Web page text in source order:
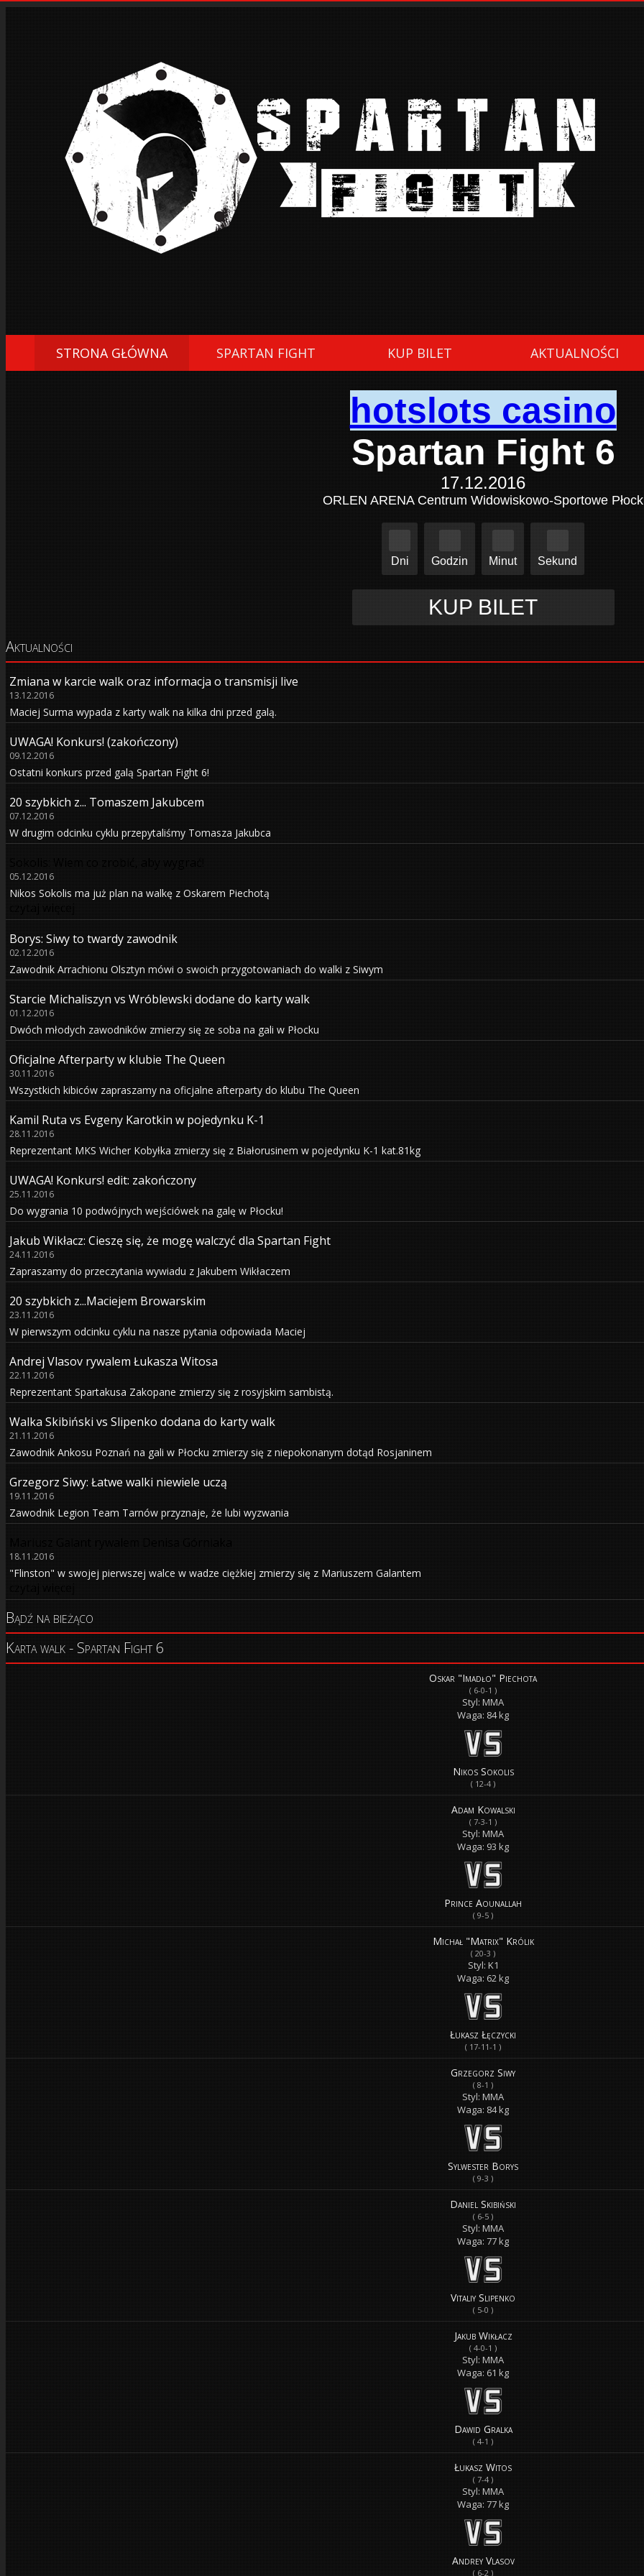
STRONA GŁÓWNA SPARTAN FIGHT KUP BILET AKTUALNOŚCI
hotslots casino
Spartan Fight 6
17.12.2016
ORLEN ARENA Centrum Widowiskowo-Sportowe Płock
Dni Godzin Minut Sekund
KUP BILET
Aktualności
Zmiana w karcie walk oraz informacja o transmisji live
13.12.2016
Maciej Surma wypada z karty walk na kilka dni przed galą.
UWAGA! Konkurs! (zakończony)
09.12.2016
Ostatni konkurs przed galą Spartan Fight 6!
20 szybkich z... Tomaszem Jakubcem
07.12.2016
W drugim odcinku cyklu przepytaliśmy Tomasza Jakubca
05.12.2016
Nikos Sokolis ma już plan na walkę z Oskarem Piechotą
Borys: Siwy to twardy zawodnik
02.12.2016
Zawodnik Arrachionu Olsztyn mówi o swoich przygotowaniach do walki z Siwym
Starcie Michaliszyn vs Wróblewski dodane do karty walk
01.12.2016
Dwóch młodych zawodników zmierzy się ze soba na gali w Płocku
Oficjalne Afterparty w klubie The Queen
30.11.2016
Wszystkich kibiców zapraszamy na oficjalne afterparty do klubu The Queen
Kamil Ruta vs Evgeny Karotkin w pojedynku K-1
28.11.2016
Reprezentant MKS Wicher Kobyłka zmierzy się z Białorusinem w pojedynku K-1 kat.81kg
UWAGA! Konkurs! edit: zakończony
25.11.2016
Do wygrania 10 podwójnych wejściówek na galę w Płocku!
Jakub Wikłacz: Cieszę się, że mogę walczyć dla Spartan Fight
24.11.2016
Zapraszamy do przeczytania wywiadu z Jakubem Wikłaczem
20 szybkich z...Maciejem Browarskim
23.11.2016
W pierwszym odcinku cyklu na nasze pytania odpowiada Maciej
Andrej Vlasov rywalem Łukasza Witosa
22.11.2016
Reprezentant Spartakusa Zakopane zmierzy się z rosyjskim sambistą.
Walka Skibiński vs Slipenko dodana do karty walk
21.11.2016
Zawodnik Ankosu Poznań na gali w Płocku zmierzy się z niepokonanym dotąd Rosjaninem
Grzegorz Siwy: Łatwe walki niewiele uczą
19.11.2016
Zawodnik Legion Team Tarnów przyznaje, że lubi wyzwania
18.11.2016
"Flinston" w swojej pierwszej walce w wadze ciężkiej zmierzy się z Mariuszem Galantem
Bądź na bieżąco
Karta walk - Spartan Fight 6
Oskar "Imadło" Piechota
( 6-0-1 )
Styl: MMA
Waga: 84 kg
Nikos Sokolis
( 12-4 )
Adam Kowalski
( 7-3-1 )
Styl: MMA
Waga: 93 kg
Prince Aounallah
( 9-5 )
Michał "Matrix" Królik
( 20-3 )
Styl: K1
Waga: 62 kg
Łukasz Łęczycki
( 17-11-1 )
Grzegorz Siwy
( 8-1 )
Styl: MMA
Waga: 84 kg
Sylwester Borys
( 9-3 )
Daniel Skibiński
( 6-5 )
Styl: MMA
Waga: 77 kg
Vitaliy Slipenko
( 5-0 )
Jakub Wikłacz
( 4-0-1 )
Styl: MMA
Waga: 61 kg
Dawid Gralka
( 4-1 )
Łukasz Witos
( 7-4 )
Styl: MMA
Waga: 77 kg
Andrey Vlasov
( 6-2 )